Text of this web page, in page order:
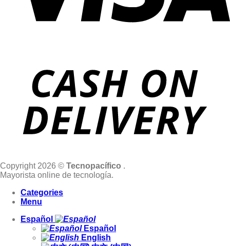
Copyright 2026 © Tecnopacífico .
Mayorista online de tecnología.
Categories
Menu
Español
Español
English